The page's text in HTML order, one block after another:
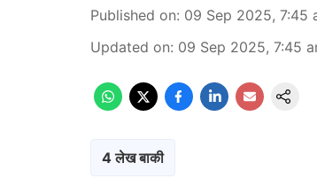
Published on: 09 Sep 2025, 7:45
Updated on: 09 Sep 2025, 7:45
4 लेख बाकी